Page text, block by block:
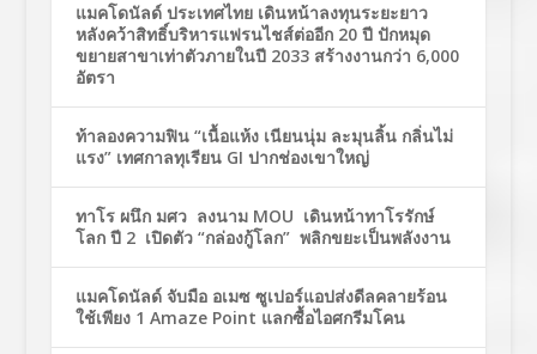
แมคโดนัลด์ ประเทศไทย เดินหน้าลงทุนระยะยาว
หลังคว้าสิทธิ์บริหารแฟรนไชส์ต่ออีก 20 ปี ปักหมุด
ขยายสาขาเท่าตัวภายในปี 2033 สร้างงานกว่า 6,000
อัตรา
ท้าลองความฟิน “เนื้อแห้ง เนียนนุ่ม ละมุนลิ้น กลิ่นไม่
แรง” เทศกาลทุเรียน GI ปากช่องเขาใหญ่
ทาโร ผนึก มศว ลงนาม MOU เดินหน้าทาโรรักษ์
โลก ปี 2 เปิดตัว “กล่องกู้โลก” พลิกขยะเป็นพลังงาน
แมคโดนัลด์ จับมือ อเมซ ซูเปอร์แอปส่งดีลคลายร้อน
ใช้เพียง 1 Amaze Point แลกซื้อไอศกรีมโคน